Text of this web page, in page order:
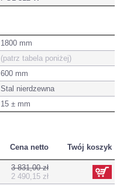
1800 mm
(patrz tabela poniżej)
600 mm
Stal nierdzewna
15 ± mm
Cena netto Twój koszyk
3 831,00 zł
2 490,15 zł